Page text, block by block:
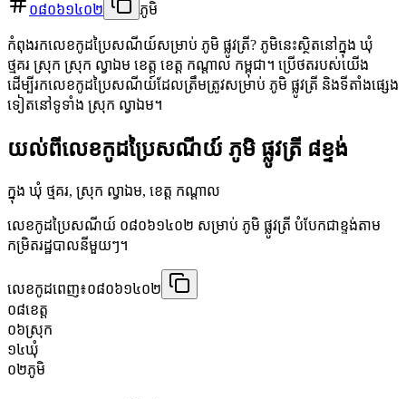
០៨០៦១៤០២ ភូមិ
កំពុងរកលេខកូដប្រៃសណីយ៍សម្រាប់ ភូមិ ផ្លូវត្រី? ភូមិនេះស្ថិតនៅក្នុង ឃុំ
ថ្មគរ ស្រុក ស្រុក ល្វាឯម ខេត្ត ខេត្ត កណ្តាល កម្ពុជា។ ប្រើថតរបស់យើង
ដើម្បីរកលេខកូដប្រៃសណីយ៍ដែលត្រឹមត្រូវសម្រាប់ ភូមិ ផ្លូវត្រី និងទីតាំងផ្សេង
ទៀតនៅទូទាំង ស្រុក ល្វាឯម។
យល់ពីលេខកូដប្រៃសណីយ៍ ភូមិ ផ្លូវត្រី ៨ខ្ទង់
ក្នុង ឃុំ ថ្មគរ, ស្រុក ល្វាឯម, ខេត្ត កណ្តាល
លេខកូដប្រៃសណីយ៍ ០៨០៦១៤០២ សម្រាប់ ភូមិ ផ្លូវត្រី បំបែកជាខ្ទង់តាម
កម្រិតរដ្ឋបាលនីមួយៗ។
លេខកូដពេញ៖០៨០៦១៤០២
០៨ខេត្ត
០៦ស្រុក
១៤ឃុំ
០២ភូមិ